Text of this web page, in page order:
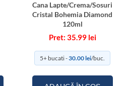
Cana Lapte/Crema/Sosuri
Cristal Bohemia Diamond
120ml
35.99 lei
5+ bucati -30.00lei/buc.